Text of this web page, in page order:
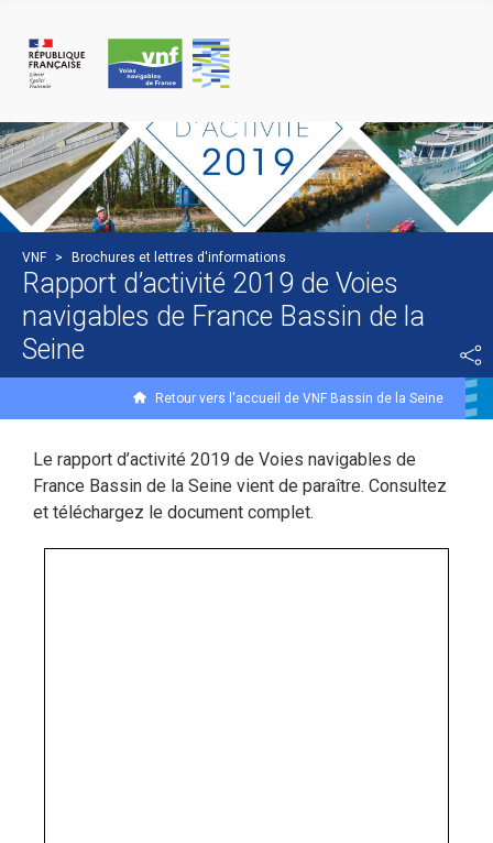
VNF > Brochures et lettres d'informations
Rapport d’activité 2019 de Voies
navigables de France Bassin de la
Seine
Retour vers l'accueil de VNF Bassin de la Seine
Le rapport d’activité 2019 de Voies navigables de
France Bassin de la Seine vient de paraître. Consultez
et téléchargez le document complet.